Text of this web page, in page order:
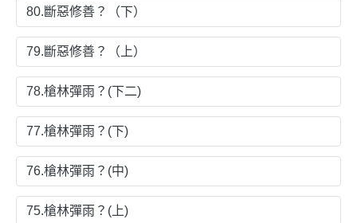
80.斷惡修善？（下）
79.斷惡修善？（上）
78.槍林彈雨？(下二)
77.槍林彈雨？(下)
76.槍林彈雨？(中)
75.槍林彈雨？(上)